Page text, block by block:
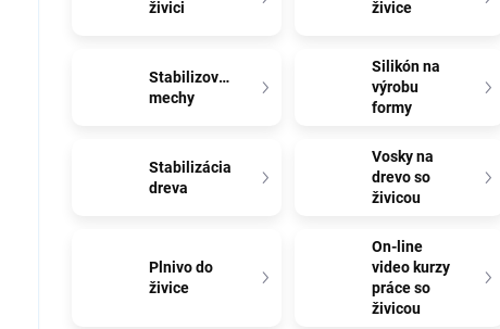
živici
živice
Stabilizované
mechy
Silikón na
výrobu
formy
Stabilizácia
dreva
Vosky na
drevo so
živicou
Plnivo do
živice
On-line
video kurzy
práce so
živicou